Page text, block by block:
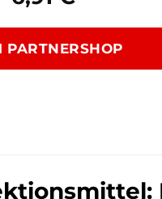
war:
12,80 €
ist:
6,91 €.
PARTNERSHOP